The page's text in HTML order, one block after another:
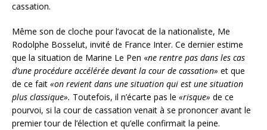
cassation.
Même son de cloche pour l’avocat de la nationaliste, Me
Rodolphe Bosselut, invité de France Inter. Ce dernier estime
que la situation de Marine Le Pen «ne rentre pas dans les cas
d’une procédure accélérée devant la cour de cassation» et que
de ce fait «on revient dans une situation qui est une situation
plus classique». Toutefois, il n’écarte pas le «risque» de ce
pourvoi, si la cour de cassation venait à se prononcer avant le
premier tour de l’élection et qu’elle confirmait la peine.